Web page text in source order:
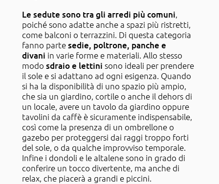
Le sedute sono tra gli arredi più comuni,
poiché sono adatte anche a spazi più ristretti,
come balconi o terrazzini. Di questa categoria
fanno partesedie, poltrone, panche e
divani in varie forme e materiali. Allo stesso
modo sdraio e lettini sono ideali per prendere
il sole e si adattano ad ogni esigenza. Quando
si ha la disponibilità di uno spazio più ampio,
che sia un giardino, cortile o anche il dehors di
un locale, avere un tavolo da giardino oppure
tavolini da caffè è sicuramente indispensabile,
così come la presenza di un ombrellone o
gazebo per proteggersi dai raggi troppo forti
del sole, o da qualche improvviso temporale.
Infine i dondoli e le altalene sono in grado di
conferire un tocco divertente, ma anche di
relax, che piacerà a grandi e piccini.